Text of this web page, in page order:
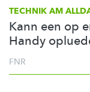
TECHNIK AM
Kann een op
Handy
FNR